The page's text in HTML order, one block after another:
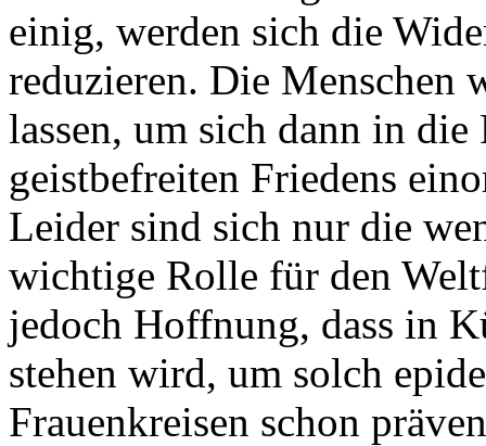
einig, werden sich die
reduzieren. Die Menschen
lassen, um sich dann in die
geistbefreiten Friedens
Leider sind sich nur die
wichtige Rolle für den
jedoch Hoffnung, dass in
stehen wird, um solch
Frauenkreisen schon